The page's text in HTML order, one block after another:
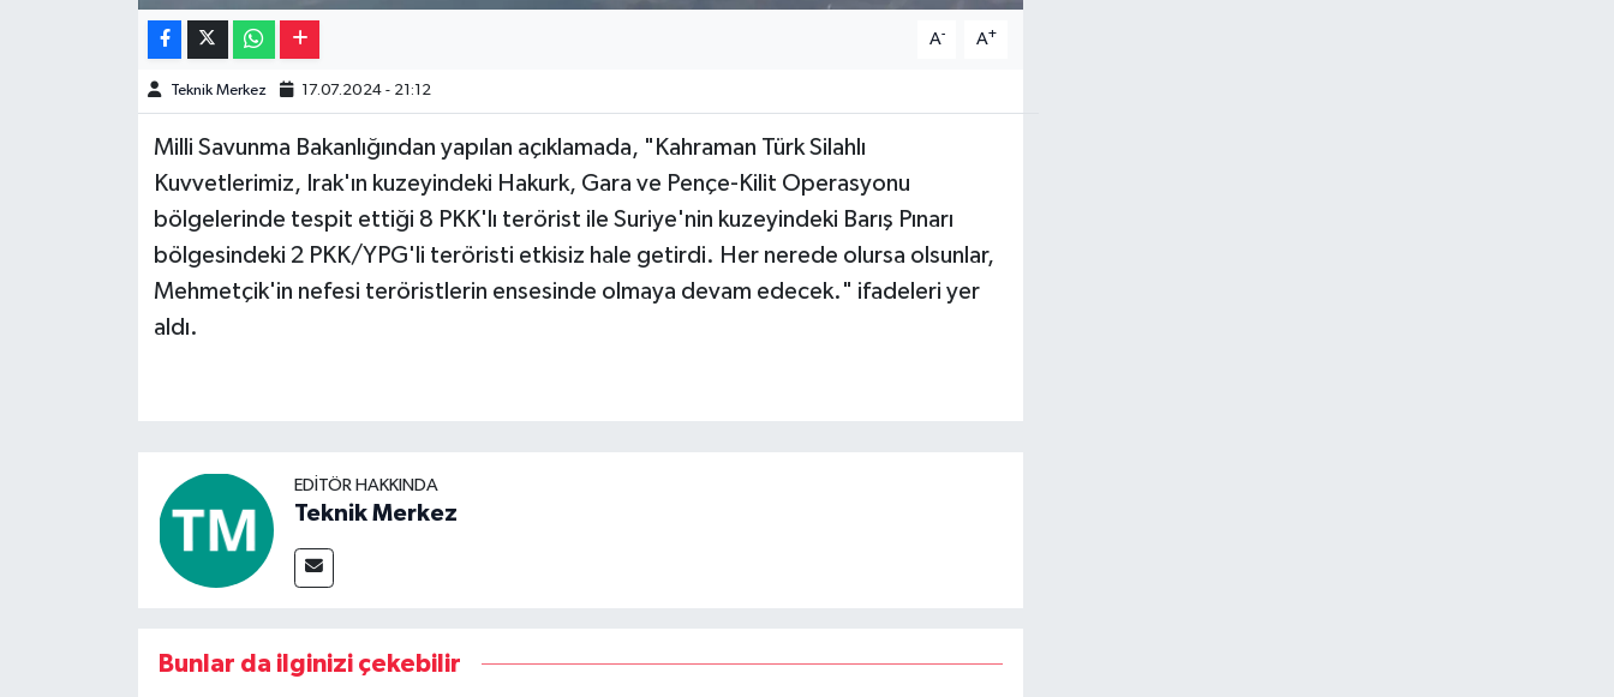
A- A+
Teknik Merkez 17.07.2024 - 21:12
Milli Savunma Bakanlığından yapılan açıklamada, "Kahraman Türk Silahlı
Kuvvetlerimiz, Irak'ın kuzeyindeki Hakurk, Gara ve Pençe-Kilit Operasyonu
bölgelerinde tespit ettiği 8 PKK'lı terörist ile Suriye'nin kuzeyindeki Barış Pınarı
bölgesindeki 2 PKK/YPG'li teröristi etkisiz hale getirdi. Her nerede olursa olsunlar,
Mehmetçik'in nefesi teröristlerin ensesinde olmaya devam edecek." ifadeleri yer
aldı.
EDITÖR HAKKINDA
Teknik Merkez
Bunlar da ilginizi çekebilir
Teknoloji
Yeme-İçme